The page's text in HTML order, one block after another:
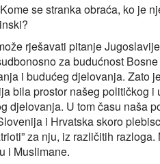
se stranka obraća, ko je
rješavati pitanje
za budućnost
i budućeg djelovanja. Zato
bila prostor našeg političkog
djelovanja. U tom času naša
i Hrvatska skoro
za nju, iz različitih
i Muslimane.